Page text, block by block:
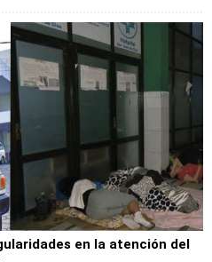
en la atención del